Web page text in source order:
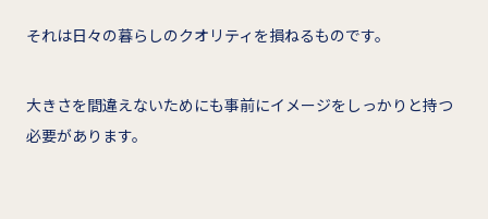
それは日々の暮らしのクオリティを損ねるものです。
大きさを間違えないためにも事前にイメージをしっかりと持つ
必要があります。